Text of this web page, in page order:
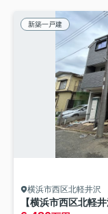
新築一戸建
横浜市西区北軽井沢